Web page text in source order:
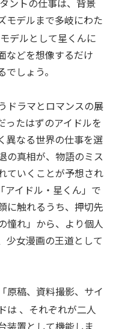
モデルまで多岐にわた
デルとして星くんに
などを想像するだけ
でしょう。
ドラマとロマンスの展
ったはずのアイドルを
異なる世界の仕事を選
の真相が、物語のミス
ていくことが予想され
アイドル・星くん」で
に触れるうち、押切先
憧れ」から、より個人
少女漫画の王道として
原稿、資料撮影、サイ
は 、それぞれが二人
装置として機能しま